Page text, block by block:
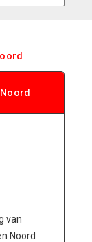
van
Noord